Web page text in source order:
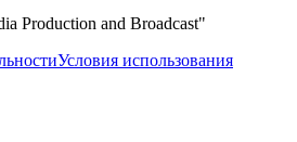
Production and Broadcast"
Условия использования